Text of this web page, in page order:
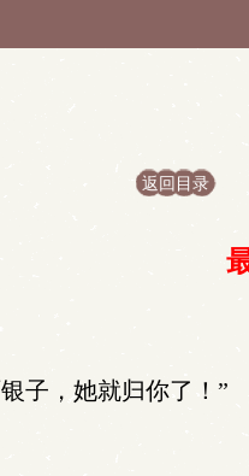
返回目录
子，她就归你了！”